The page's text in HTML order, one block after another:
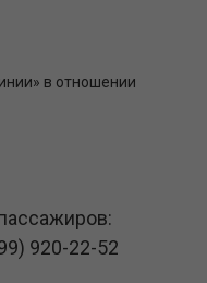
в отношении
920-22-52